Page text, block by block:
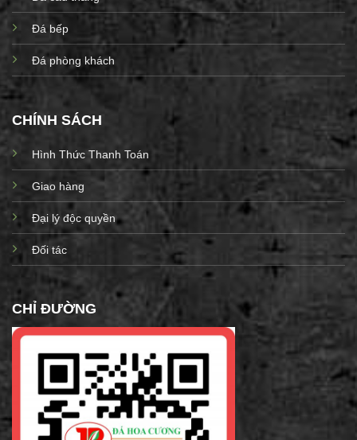
Đá bếp
Đá phòng khách
CHÍNH SÁCH
Hình Thức Thanh Toán
Giao hàng
Đại lý độc quyền
Đối tác
CHỈ ĐƯỜNG